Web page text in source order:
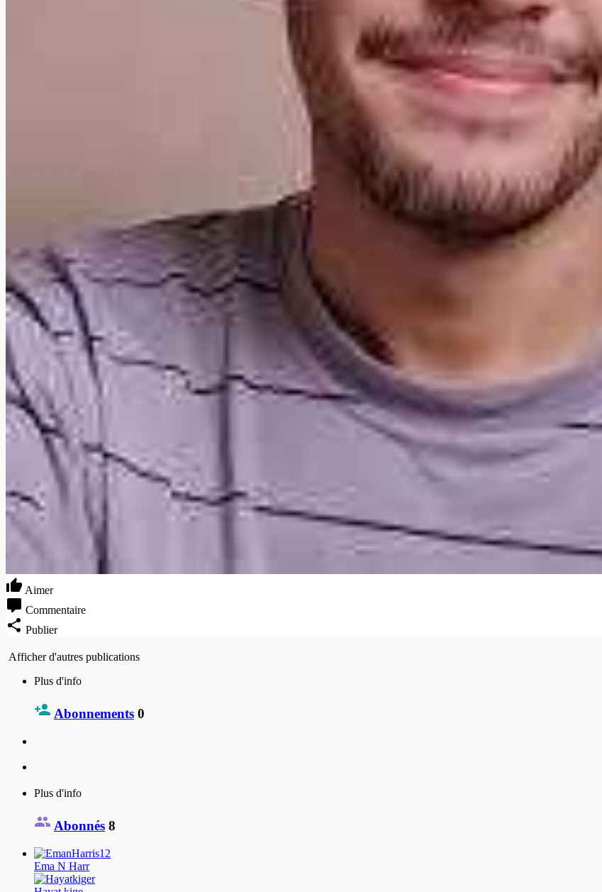
Aimer
Commentaire
Publier
Afficher d'autres publications
Plus d'info
Abonnements 0
Plus d'info
Abonnés 8
Ema N Harr